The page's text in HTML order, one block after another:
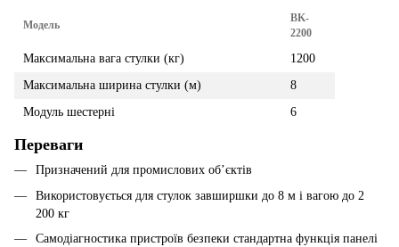
Модель
BK-
2200
Максимальна вага стулки (кг)
1200
Максимальна ширина стулки (м)
8
Модуль шестерні
6
Переваги
Призначений для промислових об’єктів
Використовується для стулок завширшки до 8 м і вагою до 2
200 кг
Самодіагностика пристроїв безпеки стандартна функція панелі